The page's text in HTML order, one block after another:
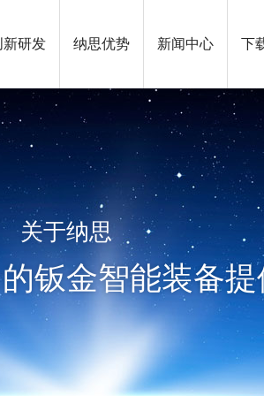
新研发 纳思优势 新闻中心 下
关于纳思
钣金智能装备